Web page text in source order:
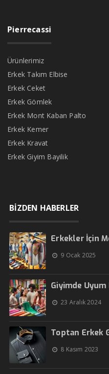
Pierrecassi
Ürünlerimiz
Erkek Takım Elbise
Erkek Ceket
Erkek Gömlek
Erkek Mont Kaban Palto
Erkek Kemer
Erkek Kravat
Erkek Giyim Bayilik
BİZDEN HABERLER
Erkekler İçin
9 Ocak 2025
Giyimde Uyum
23 Aralık 2024
Toptan Erkek
8 Kasım 2023